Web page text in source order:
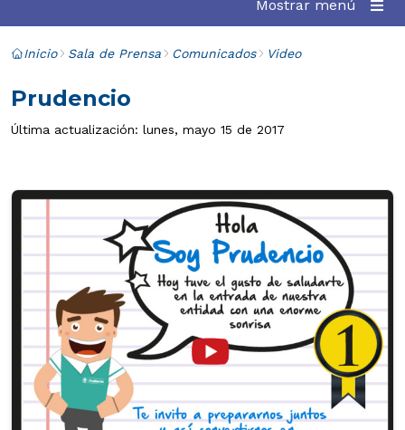
Mostrar menú
Inicio Sala de Prensa Comunicados Video
Prudencio
Última actualización: lunes, mayo 15 de 2017